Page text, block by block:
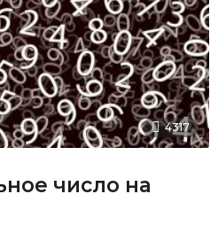
4317
число на